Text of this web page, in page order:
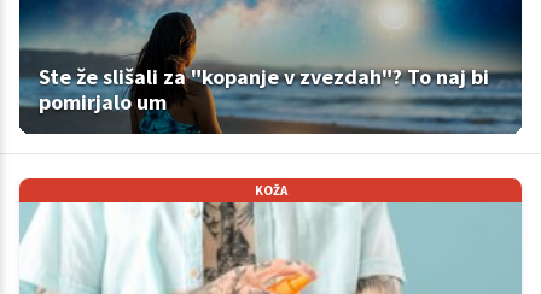
Ste že slišali za "kopanje v zvezdah"? To naj bi
pomirjalo um
KOŽA